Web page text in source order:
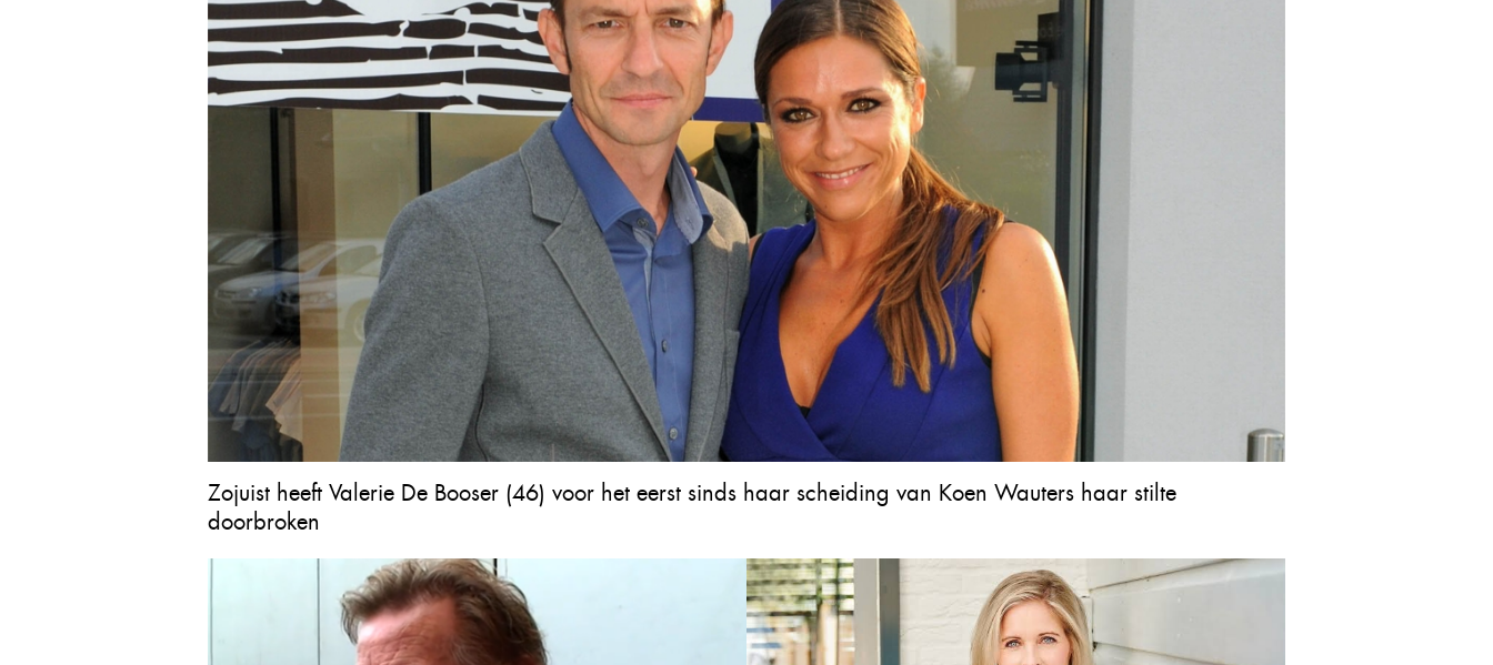
Zojuist heeft Valerie De Booser (46) voor het eerst sinds haar scheiding van Koen Wauters haar stilte
doorbroken